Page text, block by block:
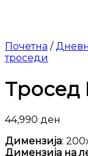
Почетна /
троседи
Тросед
44,990 ден
Димензија:
Димензија на